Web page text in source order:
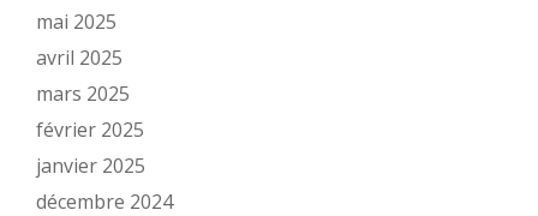
mai 2025
avril 2025
mars 2025
février 2025
janvier 2025
décembre 2024